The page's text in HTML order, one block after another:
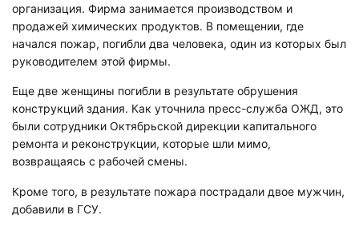
организация. Фирма занимается производством и
продажей химических продуктов. В помещении, где
начался пожар, погибли два человека, один из которых был
руководителем этой фирмы.
Еще две женщины погибли в результате обрушения
конструкций здания. Как уточнила пресс-служба ОЖД, это
были сотрудники Октябрьской дирекции капитального
ремонта и реконструкции, которые шли мимо,
возвращаясь с рабочей смены.
Кроме того, в результате пожара пострадали двое мужчин,
добавили в ГСУ.